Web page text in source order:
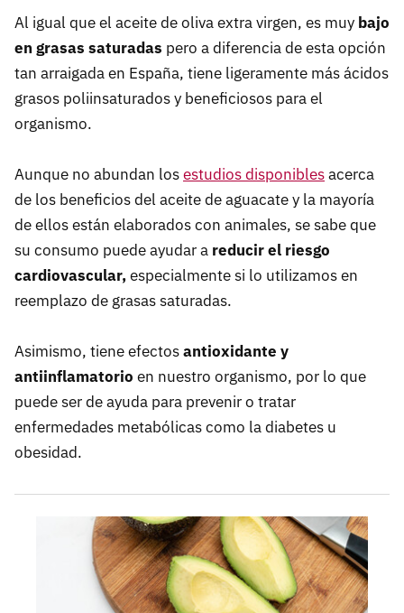
Al igual que el aceite de oliva extra virgen, es muy bajo
en grasas saturadas pero a diferencia de esta opción
tan arraigada en España, tiene ligeramente más ácidos
grasos poliinsaturados y beneficiosos para el
organismo.
Aunque no abundan losestudios disponiblesacerca
de los beneficios del aceite de aguacate y la mayoría
de ellos están elaborados con animales, se sabe que
su consumo puede ayudar a reducir el riesgo
cardiovascular,especialmente si lo utilizamos en
reemplazo de grasas saturadas.
Asimismo, tiene efectosantioxidante y
antiinflamatorio en nuestro organismo, por lo que
puede ser de ayuda para prevenir o tratar
enfermedades metabólicas como la diabetes u
obesidad.